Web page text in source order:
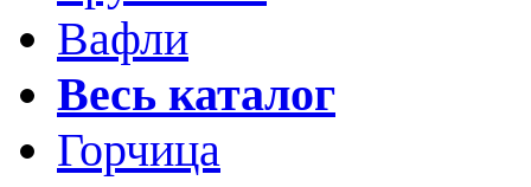
Вафли
Весь каталог
Горчица